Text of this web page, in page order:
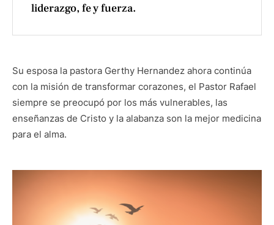
liderazgo, fe y fuerza.
Su esposa la pastora Gerthy Hernandez ahora continúa
con la misión de transformar corazones, el Pastor Rafael
siempre se preocupó por los más vulnerables, las
enseñanzas de Cristo y la alabanza son la mejor medicina
para el alma.